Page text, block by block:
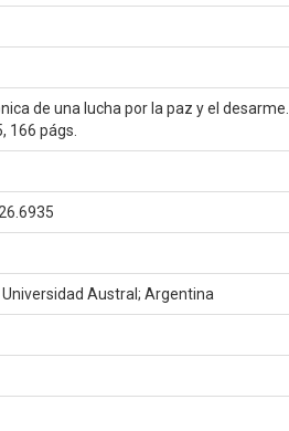
de una lucha por la paz y el
166 págs.
Universidad Austral; Argentina